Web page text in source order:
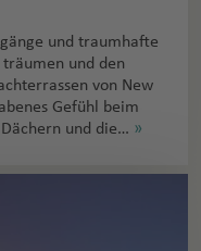
und traumhafte
und den
von New
Gefühl beim
und die… »